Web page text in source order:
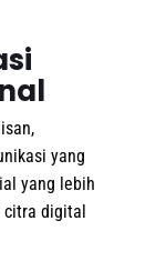
yang
yang lebih
citra digital